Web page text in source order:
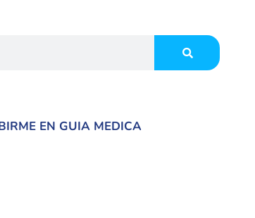
EN GUIA MEDICA